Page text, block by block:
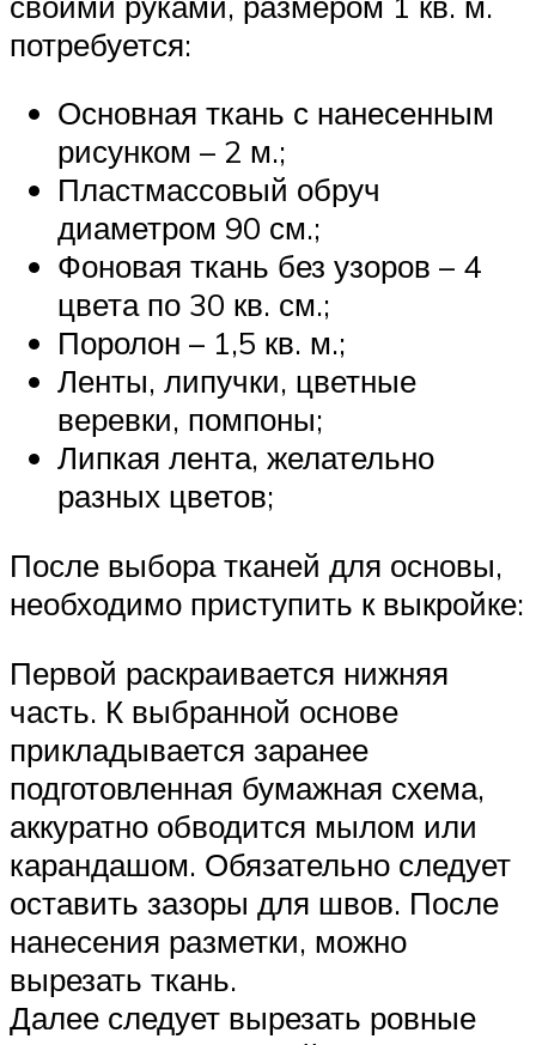
потребуется:
Основная ткань с нанесенным
рисунком – 2 м.;
Пластмассовый обруч
диаметром 90 см.;
Фоновая ткань без узоров – 4
цвета по 30 кв. см.;
Поролон – 1,5 кв. м.;
Ленты, липучки, цветные
веревки, помпоны;
Липкая лента, желательно
разных цветов;
После выбора тканей для основы,
необходимо приступить к выкройке:
Первой раскраивается нижняя
часть. К выбранной основе
прикладывается заранее
подготовленная бумажная схема,
аккуратно обводится мылом или
карандашом. Обязательно следует
оставить зазоры для швов. После
нанесения разметки, можно
вырезать ткань.
Далее следует вырезать ровные